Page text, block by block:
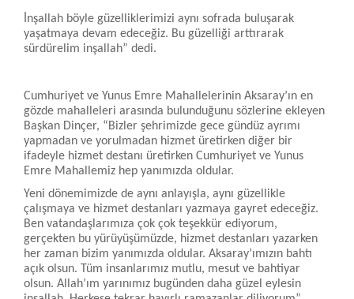
İnşallah böyle güzelliklerimizi aynı sofrada buluşarak
yaşatmaya devam edeceğiz. Bu güzelliği arttırarak
sürdürelim inşallah” dedi.
Cumhuriyet ve Yunus Emre Mahallelerinin Aksaray’ın en
gözde mahalleleri arasında bulunduğunu sözlerine ekleyen
Başkan Dinçer, “Bizler şehrimizde gece gündüz ayrımı
yapmadan ve yorulmadan hizmet üretirken diğer bir
ifadeyle hizmet destanı üretirken Cumhuriyet ve Yunus
Emre Mahallemiz hep yanımızda oldular.
Yeni dönemimizde de aynı anlayışla, aynı güzellikle
çalışmaya ve hizmet destanları yazmaya gayret edeceğiz.
Ben vatandaşlarımıza çok çok teşekkür ediyorum,
gerçekten bu yürüyüşümüzde, hizmet destanları yazarken
her zaman bizim yanımızda oldular. Aksaray’ımızın bahtı
açık olsun. Tüm insanlarımız mutlu, mesut ve bahtiyar
olsun. Allah’ım yarınımız bugünden daha güzel eylesin